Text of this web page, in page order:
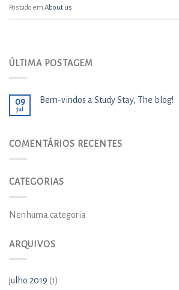
Postado em About us
ÚLTIMA POSTAGEM
09
jul
Bem-vindos a Study Stay, The blog!
COMENTÁRIOS RECENTES
CATEGORIAS
Nenhuma categoria
ARQUIVOS
julho 2019 (1)